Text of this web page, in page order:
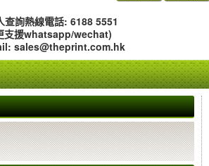
查詢熱線電話: 6188 5551
支援whatsapp/wechat)
sales@theprint.com.hk